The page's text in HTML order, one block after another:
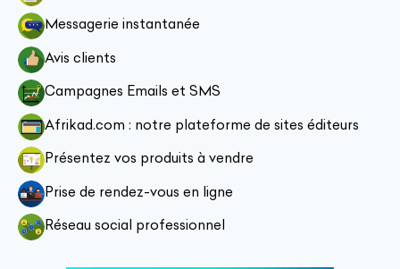
Messagerie instantanée
Avis clients
Campagnes Emails et SMS
Afrikad.com : notre plateforme de sites éditeurs
Présentez vos produits à vendre
Prise de rendez-vous en ligne
Réseau social professionnel